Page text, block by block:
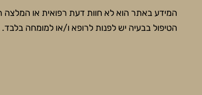
המידע באתר הוא לא חוות דעת רפואית או המלצה
הטיפול בבעיה יש לפנות לרופא ו/או למומחה בלבד.